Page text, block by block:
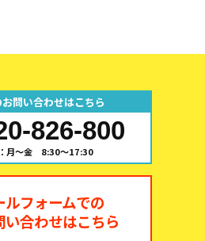
問い合わせはこちら
826-800
月～金 8:30～17:30
ルフォームでの
い合わせはこちら